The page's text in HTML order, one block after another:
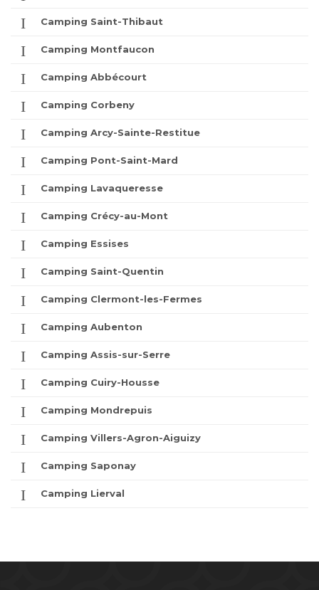
Camping Saint-Thibaut
Camping Montfaucon
Camping Abbécourt
Camping Corbeny
Camping Arcy-Sainte-Restitue
Camping Pont-Saint-Mard
Camping Lavaqueresse
Camping Crécy-au-Mont
Camping Essises
Camping Saint-Quentin
Camping Clermont-les-Fermes
Camping Aubenton
Camping Assis-sur-Serre
Camping Cuiry-Housse
Camping Mondrepuis
Camping Villers-Agron-Aiguizy
Camping Saponay
Camping Lierval